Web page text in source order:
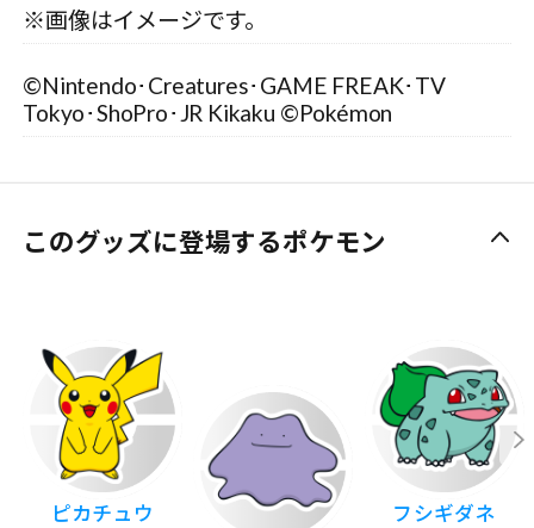
※画像はイメージです。
©Nintendo･Creatures･GAME FREAK･TV
Tokyo･ShoPro･JR Kikaku ©Pokémon
このグッズに登場するポケモン
ピカチュウ
フシギダネ